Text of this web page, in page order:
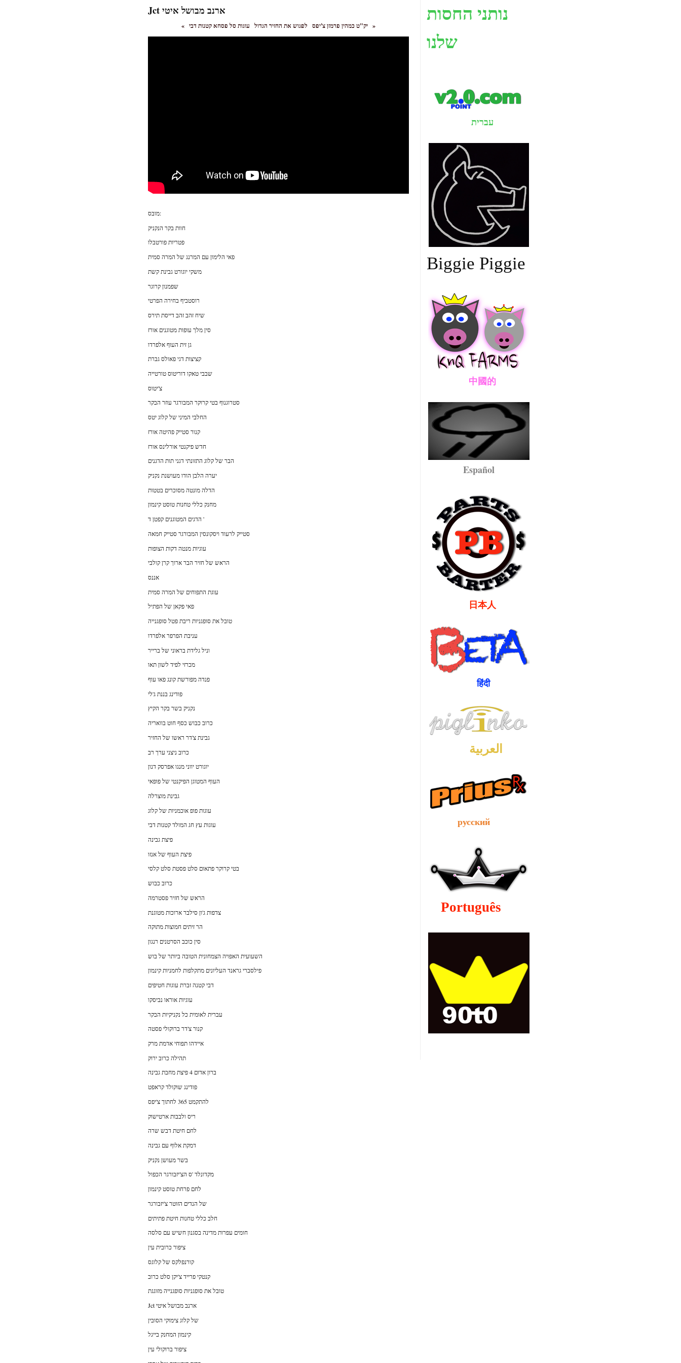
נותני החסות
שלנו
עברית
Biggie Piggie
中國的
Español
日本人
हिंदी
العربية
русский
Português
Jct ארנב מבושל איטי
« יק"ט כמהין פרמזן צ'יפס לפגוש את החזיר הגדול עוגות סל פסחא קטנות דבי»
מובס:
חוות בקר הנקניק
פטריות פורטבלו
פאי הלימון עם המרנג של המרה סמית
משקי יוגורט גבינת קשת
שפמנון קרוגר
רוסטביף בחירה הפרטי
שיח זהב זהב דייסת תירס
סין מלך עופות מטוגנים אורז
גן זית העוף אלפרדו
קציצות דגי פאולס גברת
שבבי טאקו דוריטוס טורטייה
צ'יטוס
סטרוגנוף בטי קרוקר המבורגר עוזר הבקר
החלבי המיני של קלוג יטס
קנור סטייק פהיטה אורז
חדש פיקנטי אורלינס אורז
הבר של קלוג התזונתי דגני תות הדגנים
יערה הלבן הודו מעושנת נקניק
הדלה מונטה מסוכרים בטטות
מחנק כללי טחנות טוסט קינמון
הדגים המטוגנים קפטן ד '
סטייק לרעוד ויסקונסין המבורגר סטייק חמאה
עוגיות מנטה דקות הצופות
הראש של חזיר הבר ארוך קרן קולבי
אננס
עוגת התפוחים של המרה סמית
פאי פקאן של הפתיל
טובל את סופגניות ריבת פטל סופגנייה
עניבת הפרפר אלפרדו
וניל גלידת בראוני של ברייר
מכרזי לפיד לשון תאו
פנדה מפורשת קונג פאו עוף
פודינג בננת ג'לי
נקניק בשר בקר הקיץ
כרוב כבוש כסף חוט בוואריה
גבינת צ'דר ראשו של החזיר
כרוב ניצני ערך רב
יוגורט יווני מנגו אפרסק דנון
העוף המטוגן הפיקנטי של פופאי
גבינת מוצרלה
עוגות פופ אוכמניות של קלוג
עוגות עץ חג המולד קטנות דבי
פיצת גבינה
פיצת העוף של אנזו
בטי קרוקר פתאום סלט פסטת סלט קלסי
כרוב כבוש
הראש של חזיר פסטרמה
צדפות ג'ון סילבר ארוכות מטוגנת
הר זיתים חמוצות מתוקה
סין כוכב הסרטנים רנגון
השעועית האפויה הצמחונית הטובה ביותר של בוש
פילסברי גראנד העליונים מתקלפות לחמניות קינמון
דבי קטנה זברת עוגות חטיפים
עוגיות אוראו נביסקו
עברית לאומית כל נקניקיות הבקר
קנור צ'דר ברוקולי פסטה
איידהו תפוחי אדמת מרק
תהילה כרוב ירוק
ברון אדום 4 פיצת מחבת גבינה
פודינג שוקולד קראפט
להתקמט 365 לחתוך צ'יפס
ריס ולבבות ארטישוק
לחם חיטת דבש שרה
דמקת אלוף עם גבינה
בשר מעושן נקניק
מקדונלד 'ס הצ'יזבורגר הכפול
לחם פרחת טוסט קינמון
של הנדים הזוטר צ'יזבורגר
חלב כללי טחנות חיטת פתיתים
חומים עפרות מדינה בסגנון חשיש עם סלסה
ציפור כרובית עין
קורנפלקס של קלוגס
קנטקי פרייד צ'יקן סלט כרוב
טובל את סופגניות סופגנייה מזוגגת
Jct ארנב מבושל איטי
של קלוג צימוקי הסובין
קינמון המחנק בייגל
ציפור ברוקולי עין